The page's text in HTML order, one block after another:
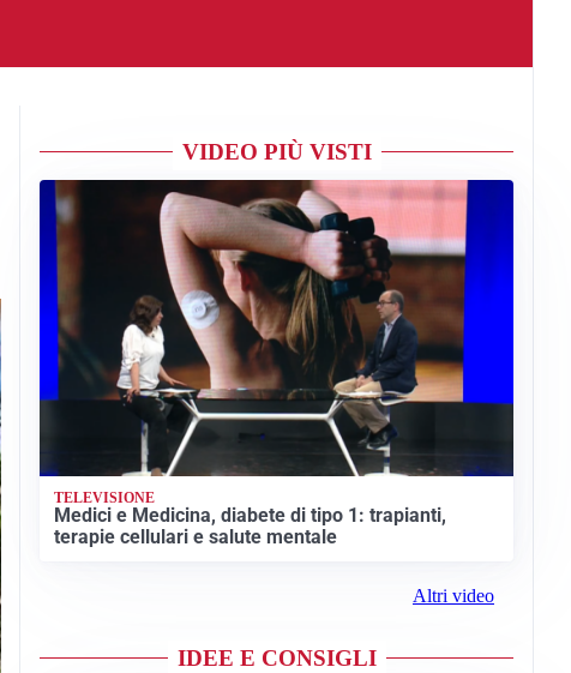
VIDEO PIÙ VISTI
TELEVISIONE
Medici e Medicina, diabete di tipo 1: trapianti,
terapie cellulari e salute mentale
Altri video
IDEE E CONSIGLI